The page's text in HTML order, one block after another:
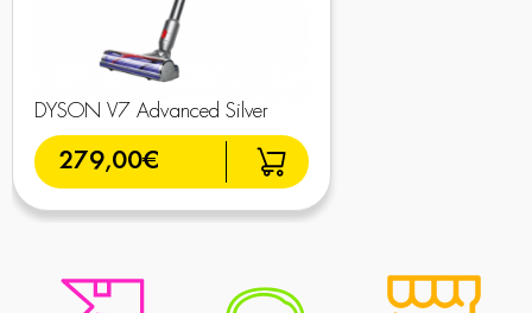
DYSON V7 Advanced Silver
279,00€